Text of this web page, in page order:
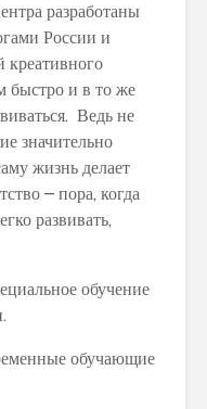
разработаны
России и
креативного
быстро и в то же
Ведь не
значительно
жизнь делает
– пора, когда
развивать,
обучение
обучающие